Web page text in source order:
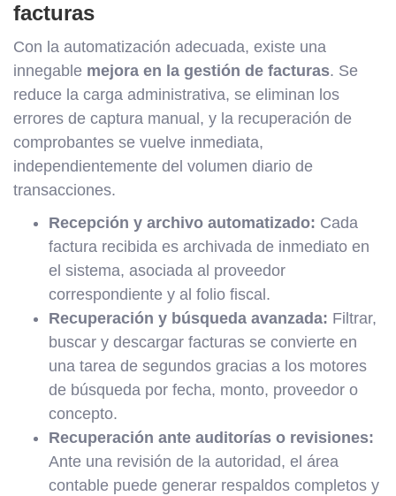
facturas
Con la automatización adecuada, existe una
innegable mejora en la gestión de facturas. Se
reduce la carga administrativa, se eliminan los
errores de captura manual, y la recuperación de
comprobantes se vuelve inmediata,
independientemente del volumen diario de
transacciones.
Recepción y archivo automatizado: Cada
factura recibida es archivada de inmediato en
el sistema, asociada al proveedor
correspondiente y al folio fiscal.
Recuperación y búsqueda avanzada: Filtrar,
buscar y descargar facturas se convierte en
una tarea de segundos gracias a los motores
de búsqueda por fecha, monto, proveedor o
concepto.
Recuperación ante auditorías o revisiones:
Ante una revisión de la autoridad, el área
contable puede generar respaldos completos y